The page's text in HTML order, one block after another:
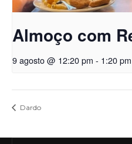
Almoço com
9 agosto @ 12:20 pm - 1:20 pm
Dardo